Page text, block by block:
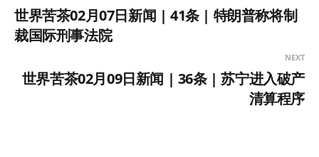
世界苦茶02月07日新闻 | 41条 | 特朗普称将制
裁国际刑事法院
NEXT
世界苦茶02月09日新闻 | 36条 | 苏宁进入破产
清算程序